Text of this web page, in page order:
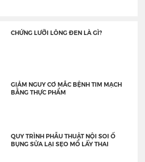
CHỨNG LƯỠI LÔNG ĐEN LÀ GÌ?
GIẢM NGUY CƠ MẮC BỆNH TIM MẠCH
BẰNG THỰC PHẨM
QUY TRÌNH PHẪU THUẬT NỘI SOI Ổ
BỤNG SỬA LẠI SẸO MỔ LẤY THAI